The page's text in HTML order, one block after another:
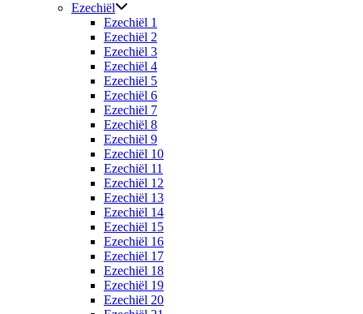
Ezechiël
Ezechiël 1
Ezechiël 2
Ezechiël 3
Ezechiël 4
Ezechiël 5
Ezechiël 6
Ezechiël 7
Ezechiël 8
Ezechiël 9
Ezechiël 10
Ezechiël 11
Ezechiël 12
Ezechiël 13
Ezechiël 14
Ezechiël 15
Ezechiël 16
Ezechiël 17
Ezechiël 18
Ezechiël 19
Ezechiël 20